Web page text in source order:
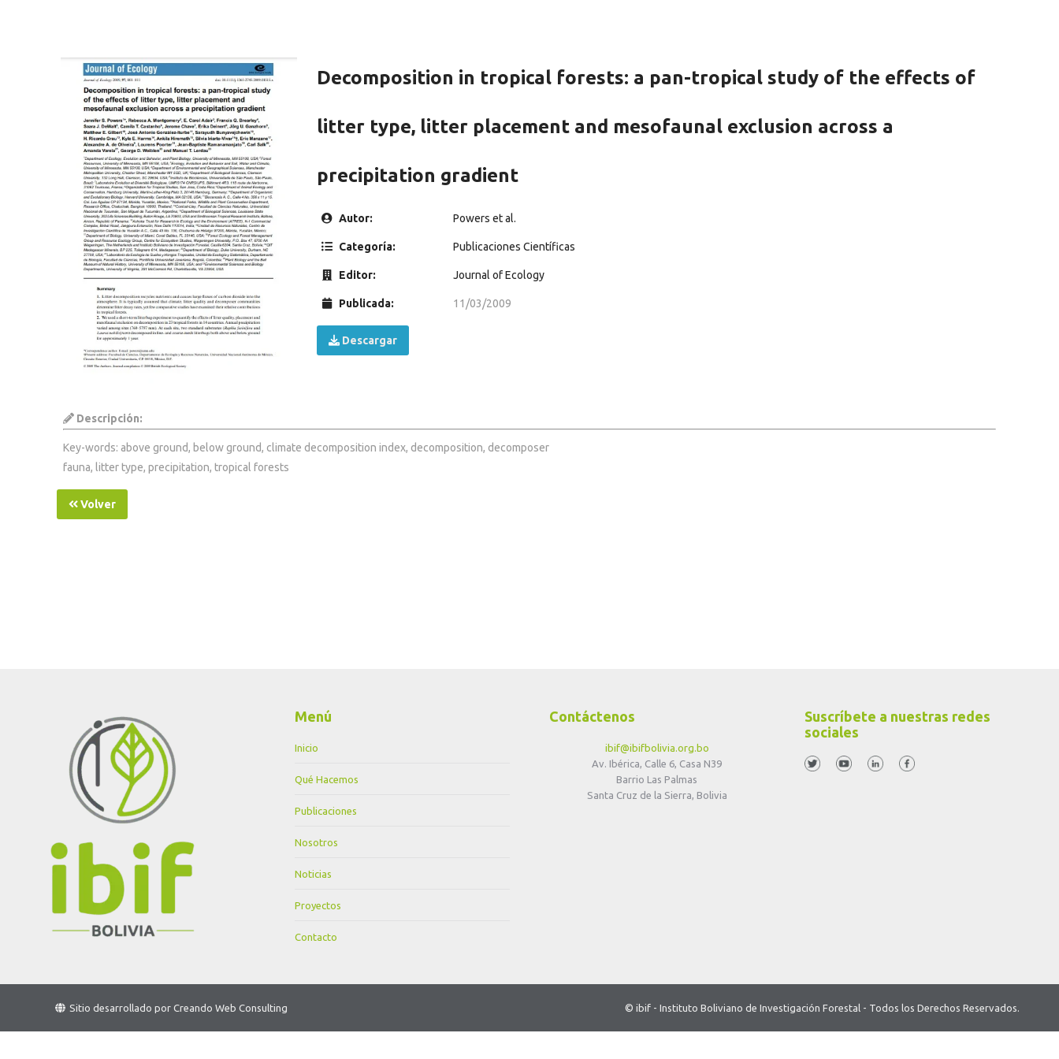
Decomposition in tropical forests: a pan-tropical study of the effects of
litter type, litter placement and mesofaunal exclusion across a
precipitation gradient
Autor: Powers et al.
Categoría: Publicaciones Científicas
Editor: Journal of Ecology
Publicada: 11/03/2009
Descargar
Descripción:
Key-words: above ground, below ground, climate decomposition index, decomposition, decomposer
fauna, litter type, precipitation, tropical forests
Volver
Menú
Inicio
Qué Hacemos
Publicaciones
Nosotros
Noticias
Proyectos
Contacto
Contáctenos
ibif@ibifbolivia.org.bo
Av. Ibérica, Calle 6, Casa N39
Barrio Las Palmas
Santa Cruz de la Sierra, Bolivia
Suscríbete a nuestras redes
sociales
Sitio desarrollado por Creando Web Consulting © ibif - Instituto Boliviano de Investigación Forestal - Todos los Derechos Reservados.